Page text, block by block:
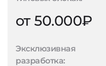
от 50.000₽
Эксклюзивная
разработка: